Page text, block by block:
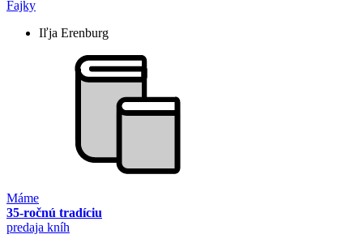
Fajky
Iľja Erenburg
Máme
35-ročnú tradíciu
predaja kníh